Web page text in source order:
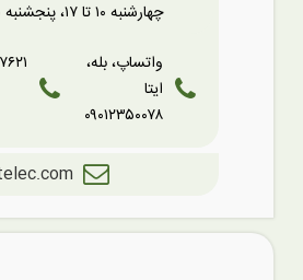
چهارشنبه ۱۰ تا ۱۷، پنجشنبه ۱۰ تا ۱۳
واتساپ، بله،
ایتا
۰۹۰۱۲۳۵۰۰۷۸